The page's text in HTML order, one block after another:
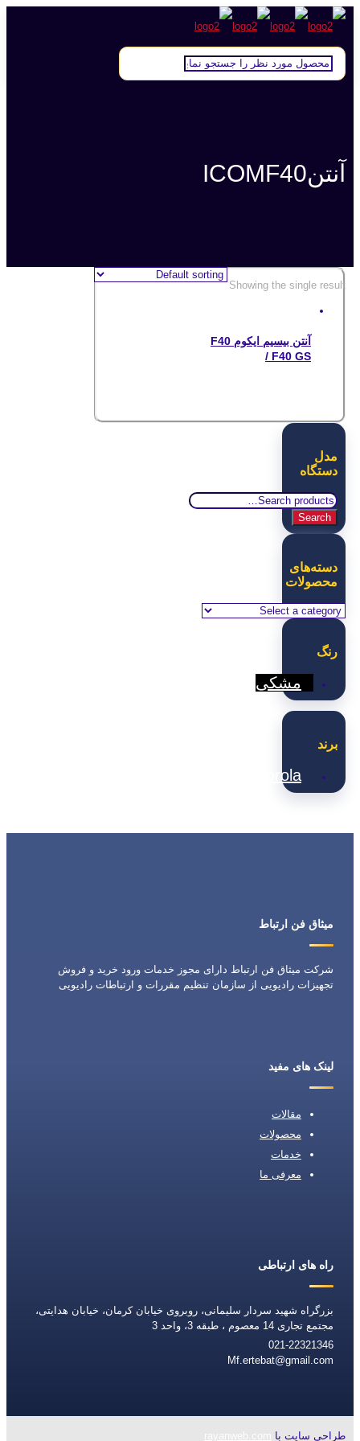
آنتنICOMF40
Showing the single result
آنتن بیسیم ایکوم F40
/ F40 GS
مدل
دستگاه
Search
for:
Search
دسته‌های
محصولات
رنگ
مشکی
برند
Motorola
میثاق فن ارتباط
شرکت میثاق فن ارتباط دارای مجوز خدمات ورود خرید و فروش
تجهیزات رادیویی از سازمان تنظیم مقررات و ارتباطات رادیویی
لینک های مفید
مقالات
محصولات
خدمات
معرفی ما
راه های ارتباطی
بزرگراه شهید سردار سلیمانی، روبروی خیابان کرمان، خیابان هدایتی،
مجتمع تجاری 14 معصوم ، طبقه 3، واحد 3
021-22321346
Mf.ertebat@gmail.com
طراحی سایت با rayanweb.com